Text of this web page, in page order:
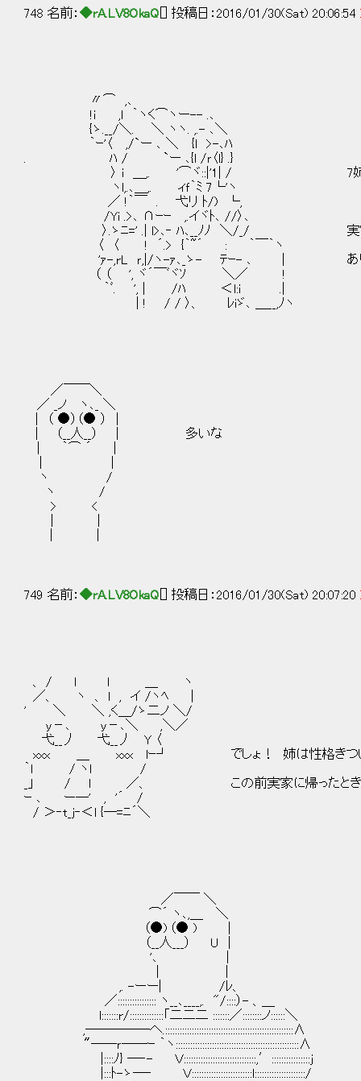
748 名前： ◆rA.LV8OkaQ [] 投稿日：2016/01/30(Sat) 20:06:54
〃⌒ ,､
!ｉ ,l ｀ヽく⌒ヽー-- .､
{ゝ.__/＼. ＼ ヽヽ. ,.- ､＼
｀ｰ'〈 ,/`ー ､ ＼ {l >-､ﾊ
. ﾊ / `ー ､{l /ｒ〈l} .}
〉 i ＿,. '⌒ヾ::|'1| / 7姉妹よ！あ
ヽl,.､＿,. ィｆ｀ﾐ 7└'ヽ
／ !｀￣ . 弋リ ﾄ/) └,
/Yi .>､ ∩ｰｰ ,.イヾﾄ､ //〉､
〉.ゝﾆ=' .| l>､‐ ﾊ､__ﾉﾉ ＼/_/ 実家に帰る
〈 〈 ! ´.> {｀~´ : ｀￣｀ヽ
'ｧ-,rL ｒ,|/ヽ-ｧ､_ゝ- ﾃｰ- ､ | ありゃし
（ （ ', ヾ´￣ﾞヾｿ ＼／ !
｀ﾞ. ', | /ﾊ ＜l:i .|
| ! / / 〉、 ﾚiゞ､ ＿__,ﾉヽ
／￣￣＼
／ _ノ ヽ､_ ＼
| （ ●）（● ） |
| （__人__） │ 多いな
ヽ /
ヽ /
> <
749 名前： ◆rA.LV8OkaQ [] 投稿日：2016/01/30(Sat) 20:07:20
、 / l l ＿ ヽ
／、 ヽ 、 l , イ /ヽﾍ |
' ＼ ＼ ,く＿/ゝ二ノ ＼/
y－､ y－､＼ ,＼／
弋__丿 弋__丿 Y 〈
xxx ＿ xxx lｰ┘ でしょ！ 姉は性格きついし妹
｀ｌ / ヽl /
_」 / l ／、 この前実家に帰ったとき
ｰ ､ ー―' , '´ /
/ ＞‐t_j‐＜l {―=ﾆ´＼
／￣￣ ＼
⌒´ ヽ､,＿ ＼
（●) （● ) |
（__人___） U |
'､ |
,. -ーー| /ﾚ、
／:::::::::::::::: ヽ__､____,. "/::::）- 、＿
l:::::::r/::::::::::::::「二二二 :::::::／::::::::ノ::::::＼
,―――――へ.:::::::::::::::::::::::::::::::::::::::::::::::::::::∧ 港町
〝――ｒ――ｰ ｀ヽ:::::::::::::::::::::::::::::::::::::::::::::::::::∧
|::::ﾉ} ―‐- Ｖ::::::::::::::::::::::::::::::,′::::::::::::::::j
|:::ﾄ-ゝ―‐ Ｖ:::::::::::::::::::::::::l:::::::::::::::::::::/